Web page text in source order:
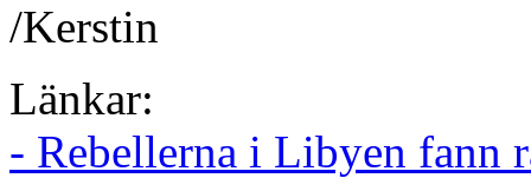
/Kerstin
Länkar:
- Rebellerna i Libyen fann